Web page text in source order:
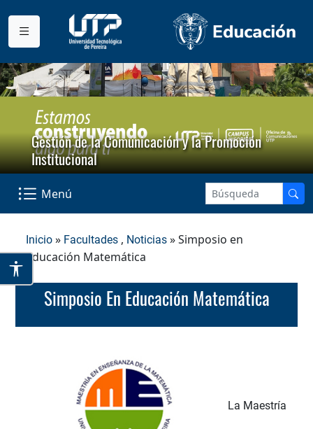
Gestión de la Comunicación y la Promoción
Institucional
Menú
Inicio » Facultades , Noticias » Simposio en
Educación Matemática
Simposio En Educación Matemática
La Maestría